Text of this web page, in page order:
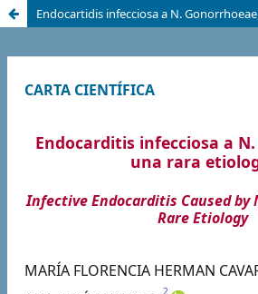
Endocartidis infecciosa a N.